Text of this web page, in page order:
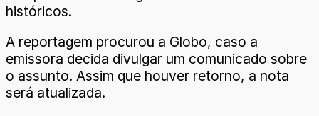
históricos.
A reportagem procurou a Globo, caso a
emissora decida divulgar um comunicado sobre
o assunto. Assim que houver retorno, a nota
será atualizada.